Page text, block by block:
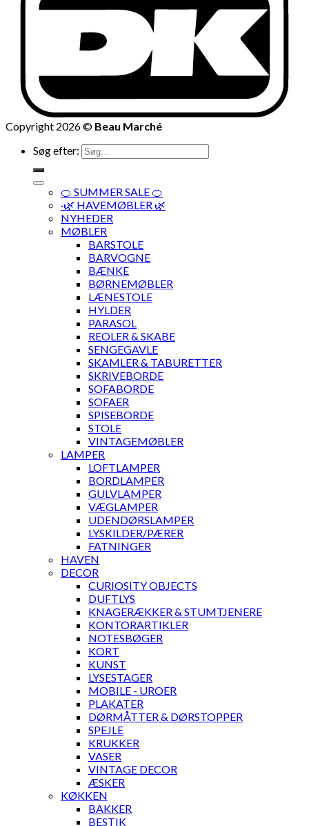
Copyright 2026 © Beau Marché
Søg efter:
🍊 SUMMER SALE 🍊
·🌿 HAVEMØBLER 🌿
NYHEDER
MØBLER
BARSTOLE
BARVOGNE
BÆNKE
BØRNEMØBLER
LÆNESTOLE
HYLDER
PARASOL
REOLER & SKABE
SENGEGAVLE
SKAMLER & TABURETTER
SKRIVEBORDE
SOFABORDE
SOFAER
SPISEBORDE
STOLE
VINTAGEMØBLER
LAMPER
LOFTLAMPER
BORDLAMPER
GULVLAMPER
VÆGLAMPER
UDENDØRSLAMPER
LYSKILDER/PÆRER
FATNINGER
HAVEN
DECOR
CURIOSITY OBJECTS
DUFTLYS
KNAGERÆKKER & STUMTJENERE
KONTORARTIKLER
NOTESBØGER
KORT
KUNST
LYSESTAGER
MOBILE - UROER
PLAKATER
DØRMÅTTER & DØRSTOPPER
SPEJLE
KRUKKER
VASER
VINTAGE DECOR
ÆSKER
KØKKEN
BAKKER
BESTIK